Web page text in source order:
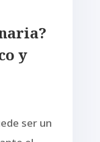
y
ser un